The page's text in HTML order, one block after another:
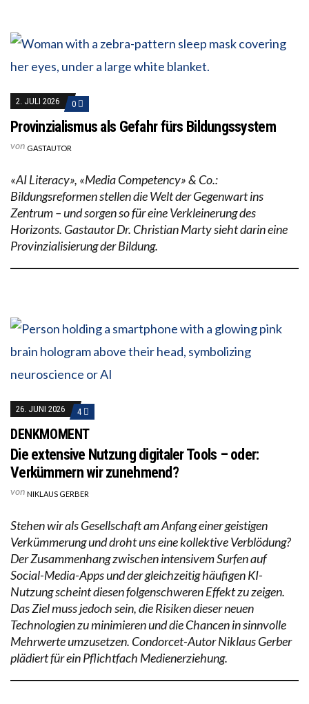
2. JULI 2026 0
Provinzialismus als Gefahr fürs Bildungssystem
von GASTAUTOR
«AI Literacy», «Media Competency» & Co.:
Bildungsreformen stellen die Welt der Gegenwart ins
Zentrum – und sorgen so für eine Verkleinerung des
Horizonts. Gastautor Dr. Christian Marty sieht darin eine
Provinzialisierung der Bildung.
26. JUNI 2026 4
DENKMOMENT
Die extensive Nutzung digitaler Tools – oder:
Verkümmern wir zunehmend?
von NIKLAUS GERBER
Stehen wir als Gesellschaft am Anfang einer geistigen
Verkümmerung und droht uns eine kollektive Verblödung?
Der Zusammenhang zwischen intensivem Surfen auf
Social-Media-Apps und der gleichzeitig häufigen KI-
Nutzung scheint diesen folgenschweren Effekt zu zeigen.
Das Ziel muss jedoch sein, die Risiken dieser neuen
Technologien zu minimieren und die Chancen in sinnvolle
Mehrwerte umzusetzen. Condorcet-Autor Niklaus Gerber
plädiert für ein Pflichtfach Medienerziehung.